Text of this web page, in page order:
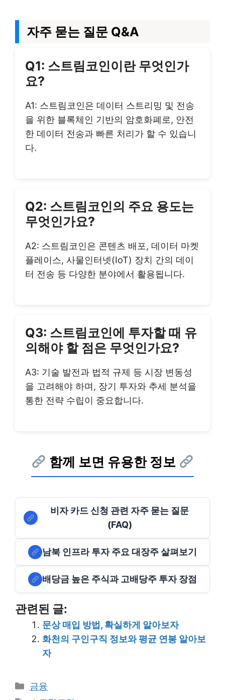
자주 묻는 질문 Q&A
Q1: 스트림코인이란 무엇인가
요?
A1: 스트림코인은 데이터 스트리밍 및 전송
을 위한 블록체인 기반의 암호화폐로, 안전
한 데이터 전송과 빠른 처리가 할 수 있습니
다.
Q2: 스트림코인의 주요 용도는
무엇인가요?
A2: 스트림코인은 콘텐츠 배포, 데이터 마켓
플레이스, 사물인터넷(IoT) 장치 간의 데이
터 전송 등 다양한 분야에서 활용됩니다.
Q3: 스트림코인에 투자할 때 유
의해야 할 점은 무엇인가요?
A3: 기술 발전과 법적 규제 등 시장 변동성
을 고려해야 하며, 장기 투자와 추세 분석을
통한 전략 수립이 중요합니다.
함께 보면 유용한 정보
비자 카드 신청 관련 자주 묻는 질문
(FAQ)
남북 인프라 투자 주요 대장주 살펴보기
배당금 높은 주식과 고배당주 투자 장점
관련된 글:
문상 매입 방법, 확실하게 알아보자
화천의 구인구직 정보와 평균 연봉 알아보
자
Categories
금융